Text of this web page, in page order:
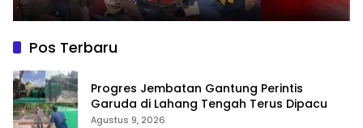
Pos Terbaru
Progres Jembatan Gantung Perintis
Garuda di Lahang Tengah Terus Dipacu
Agustus 9, 2026